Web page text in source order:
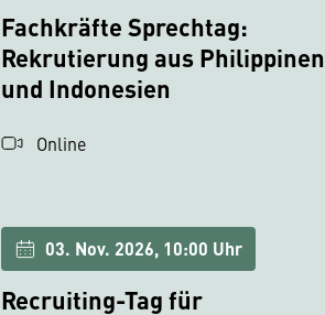
Fachkräfte Sprechtag:
Rekrutierung aus Philippinen
und Indonesien
Online
03. Nov. 2026, 10:00 Uhr
Recruiting-Tag für